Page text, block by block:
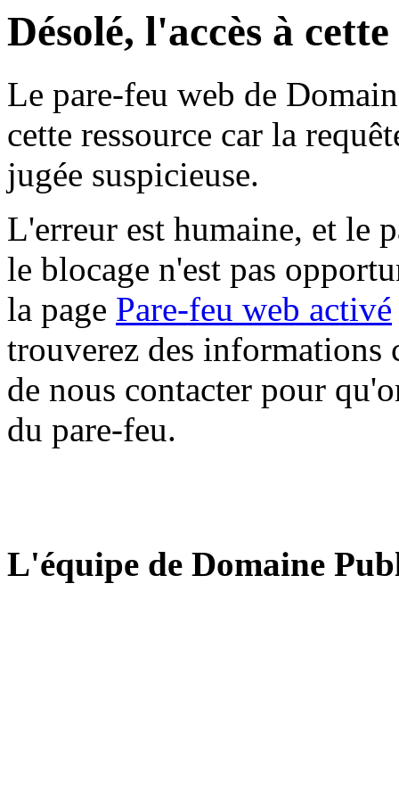
Désolé, l'accès à
Le pare-feu web de
cette ressource car la
jugée suspicieuse.
L'erreur est humaine, et le
le blocage n'est pas
la page Pare-feu web activé
trouverez des informations
de nous contacter pour
du pare-feu.
L'équipe de Domaine